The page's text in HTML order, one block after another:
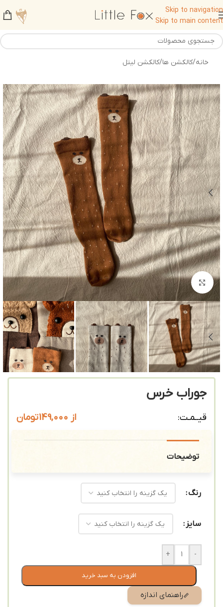
Skip to navigation
Skip to main content
خانه/کالکشن ها/کالکشن لیتل
بزرگنمایی تصویر
جوراب خرس
قیــمـت: از 149,000تومان
توضیحات
رنگ
سایز
-
+
افزودن به سبد خرید
راهنمای اندازه